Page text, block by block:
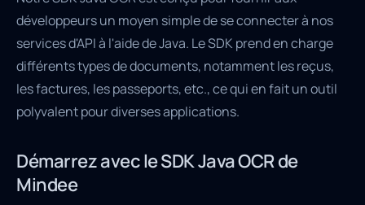
développeurs un moyen simple de se connecter à nos
services d'API à l'aide de Java. Le SDK prend en charge
différents types de documents, notamment les reçus,
les factures, les passeports, etc., ce qui en fait un outil
polyvalent pour diverses applications.
Démarrez avec le SDK Java OCR de
Mindee